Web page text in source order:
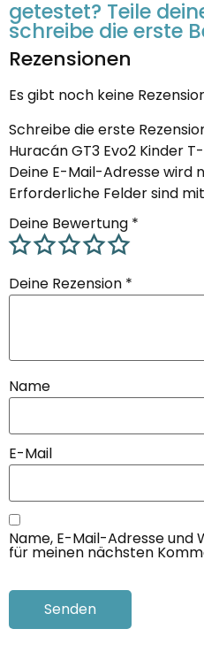
getestet? Teile
schreibe die erste
Rezensionen
Es gibt noch keine
Schreibe die erste
Huracán GT3 Evo2 Kinder
Deine E-Mail-Adresse wird
Erforderliche Felder sind mit
Deine Bewertung *
Deine Rezension *
Name
E-Mail
Name, E-Mail-Adresse und
für meinen nächsten